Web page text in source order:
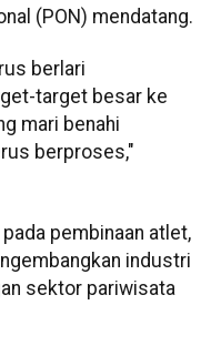
(PON) mendatang.
berlari
target besar ke
mari benahi
berproses,"
pembinaan atlet,
industri
sektor pariwisata